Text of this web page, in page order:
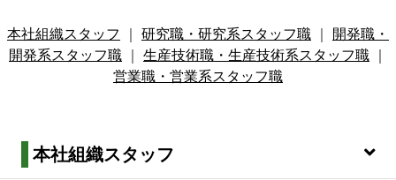
本社組織スタッフ 研究職・研究系スタッフ職
開発職・
開発系スタッフ職
生産技術職・生産技術系スタッフ職
営業職・営業系スタッフ職
本社組織スタッフ